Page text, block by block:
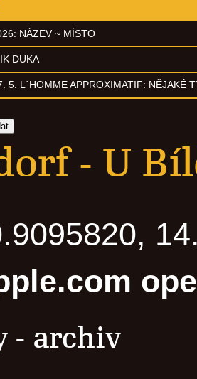
NÁZEV ~ MÍSTO
DUKA
5. L´HOMME APPROXIMATIF: NĚJAKÉ
- U
- archiv